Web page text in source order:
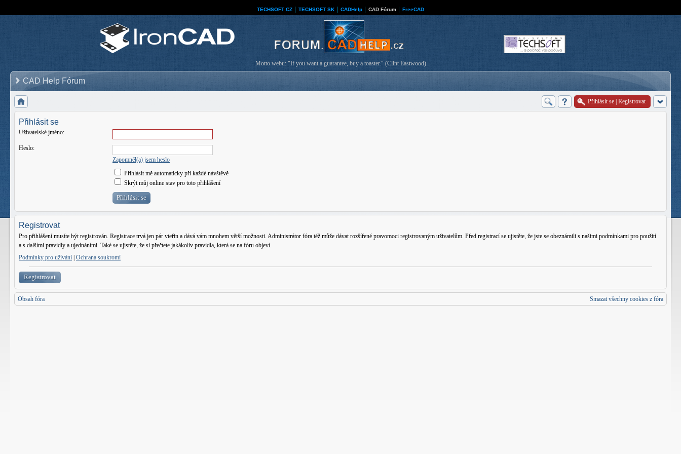
TECHSOFT CZ TECHSOFT SK CADHelp CAD Fórum FreeCAD
Motto webu: "If you want a guarantee, buy a toaster." (Clint Eastwood)
CAD Help Fórum
Přihlásit se Registrovat
Přihlásit se
Uživatelské jméno:
Heslo:
Zapomněl(a) jsem heslo
Přihlásit mě automaticky při každé návštěvě
Skrýt můj online stav pro toto přihlášení
Registrovat
Pro přihlášení musíte být registrován. Registrace trvá jen pár vteřin a dává vám mnohem větší možnosti. Administrátor fóra též může dávat rozšířené pravomoci registrovaným uživatelům. Před registrací se ujistěte, že jste se obeznámili s našimi podmínkami pro použití
a s dalšími pravidly a ujednáními. Také se ujistěte, že si přečtete jakákoliv pravidla, která se na fóru objeví.
Podmínky pro užívání Ochrana soukromí
Registrovat
Obsah fóra Smazat všechny cookies z fóra